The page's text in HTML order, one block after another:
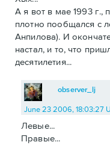
А я вот в мае 1993 г.,
плотно пообщался с
Анпилова). И
настал, и то, что
десятилетия...
observer_lj
June 23 2006, 18:03:27
Левые...
Правые...